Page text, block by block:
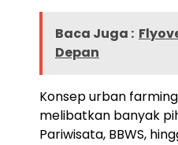
Baca Juga :
Depan
Konsep urban
melibatkan banyak
Pariwisata, BBWS,